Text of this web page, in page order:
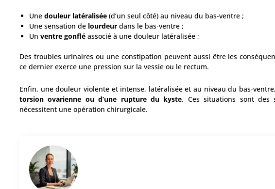
Une douleur latéralisée (d’un seul côté) au niveau du bas-ventre ;
Une sensation de lourdeur dans le bas-ventre ;
Un ventre gonflé associé à une douleur latéralisée ;
Des troubles urinaires ou une constipation peuvent aussi être les
ce dernier exerce une pression sur la vessie ou le rectum.
Enfin, une douleur violente et intense, latéralisée et au niveau du bas-
torsion ovarienne ou d’une rupture du kyste. Ces situations sont des
nécessitent une opération chirurgicale.